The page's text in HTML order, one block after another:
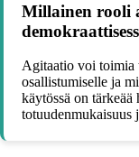
Millainen rooli
Agitaatio voi toimia
osallistumiselle ja
käytössä on
totuudenmukaisuus